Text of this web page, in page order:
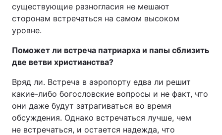
существующие разногласия не мешают
сторонам встречаться на самом высоком
уровне.
Поможет ли встреча патриарха и папы сблизить
две ветви христианства?
Вряд ли. Встреча в аэропорту едва ли решит
какие-либо богословские вопросы и не факт, что
они даже будут затрагиваться во время
обсуждения. Однако встречаться лучше, чем
не встречаться, и остается надежда, что